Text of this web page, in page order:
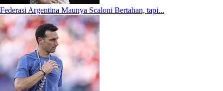
Federasi Argentina Maunya Scaloni Bertahan, tapi...